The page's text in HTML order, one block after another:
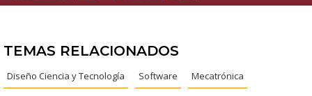
TEMAS RELACIONADOS
Diseño Ciencia y Tecnología Software Mecatrónica